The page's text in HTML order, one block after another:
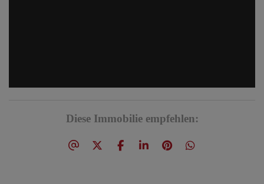
Diese Immobilie empfehlen: